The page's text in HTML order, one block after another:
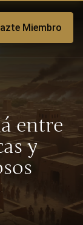
Miembro
entre
y